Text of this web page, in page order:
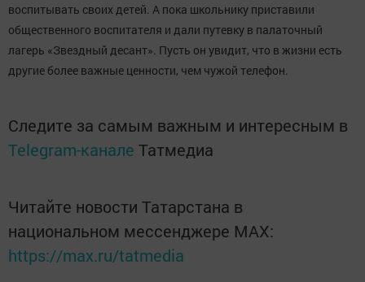
воспитывать своих детей. А пока школьнику приставили
общественного воспитателя и дали путевку в палаточный
лагерь «Звездный десант». Пусть он увидит, что в жизни есть
другие более важные ценности, чем чужой телефон.
Следите за самым важным и интересным в
Telegram-канале Татмедиа
Читайте новости Татарстана в
национальном мессенджере MАХ:
https://max.ru/tatmedia